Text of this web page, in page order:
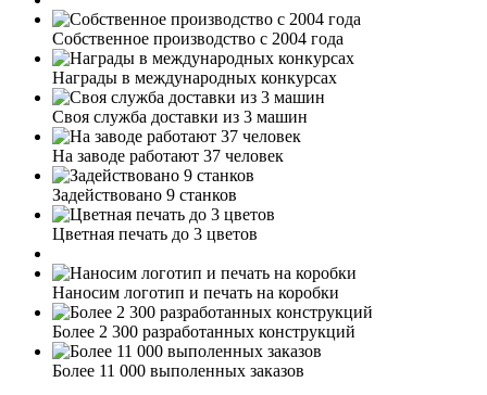
Собственное производство с 2004 года
Награды в международных конкурсах
Своя служба доставки из 3 машин
На заводе работают 37 человек
Задействовано 9 станков
Цветная печать до 3 цветов
Наносим логотип и печать на коробки
Более 2 300 разработанных конструкций
Более 11 000 выполенных заказов